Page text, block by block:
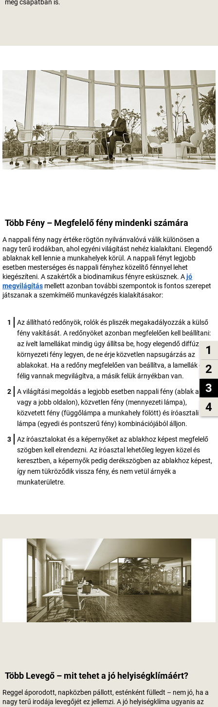
1
2
3
4
meg csapatban is.
Több Fény – Megfelelő fény mindenki számára
A nappali fény nagy értéke rögtön nyilvánvalóvá válik különösen a
nagy terű irodákban, ahol egyéni világítást nehéz kialakítani. Elegendő
ablaknak kell lennie a munkahelyek körül. A nappali fényt legjobb
esetben mesterséges és nappali fényhez közelítő fénnyel lehet
kiegészíteni. A szakértők a biodinamikus fényre esküsznek. Ajó
megvilágítás mellett azonban további szempontok is fontos szerepet
játszanak a szemkímélő munkavégzés kialakításakor:
Az állítható redőnyök, rolók és pliszék megakadályozzák a külső
fény vakítását. A redőnyöket azonban megfelelően kell beállítani:
az ívelt lamellákat mindig úgy állítsa be, hogy elegendő diffúz
környezeti fény legyen, de ne érje közvetlen napsugárzás az
ablakokat. Ha a redőny megfelelően van beállítva, a lamellák csak
félig vannak megvilágítva, a másik felük árnyékban van.
A világítási megoldás a legjobb esetben nappali fény (ablak a bal
vagy a jobb oldalon), közvetlen fény (mennyezeti lámpa),
közvetett fény (függőlámpa a munkahely fölött) és íróasztali
lámpa (egyedi és pontszerű fény) kombinációjából álljon.
Az íróasztalokat és a képernyőket az ablakhoz képest megfelelő
szögben kell elrendezni. Az íróasztal lehetőleg legyen közel és
keresztben, a képernyők pedig derékszögben az ablakhoz képest,
így nem tükröződik vissza fény, és nem vetül árnyék a
munkaterületre.
Több Levegő – mit tehet a jó helyiségklímáért?
Reggel áporodott, napközben pállott, esténként fülledt – nem jó, ha a
nagy terű irodája levegőjét ez jellemzi. A jó helyiségklíma ugyanis az